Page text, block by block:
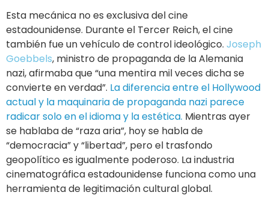
Esta mecánica no es exclusiva del cine
estadounidense. Durante el Tercer Reich, el cine
también fue un vehículo de control ideológico. Joseph
Goebbels, ministro de propaganda de la Alemania
nazi, afirmaba que “una mentira mil veces dicha se
convierte en verdad”. La diferencia entre el Hollywood
actual y la maquinaria de propaganda nazi parece
radicar solo en el idioma y la estética. Mientras ayer
se hablaba de “raza aria”, hoy se habla de
“democracia” y “libertad”, pero el trasfondo
geopolítico es igualmente poderoso. La industria
cinematográfica estadounidense funciona como una
herramienta de legitimación cultural global.